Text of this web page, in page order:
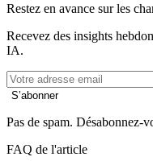
Restez en avance sur les
Recevez des insights
IA.
S’abonner
Pas de spam. Désabonnez-
FAQ de l'article